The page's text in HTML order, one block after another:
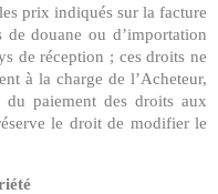
prix indiqués sur la facture
douane ou d’importation
de réception ; ces droits ne
à la charge de l’Acheteur,
paiement des droits aux
le droit de modifier le